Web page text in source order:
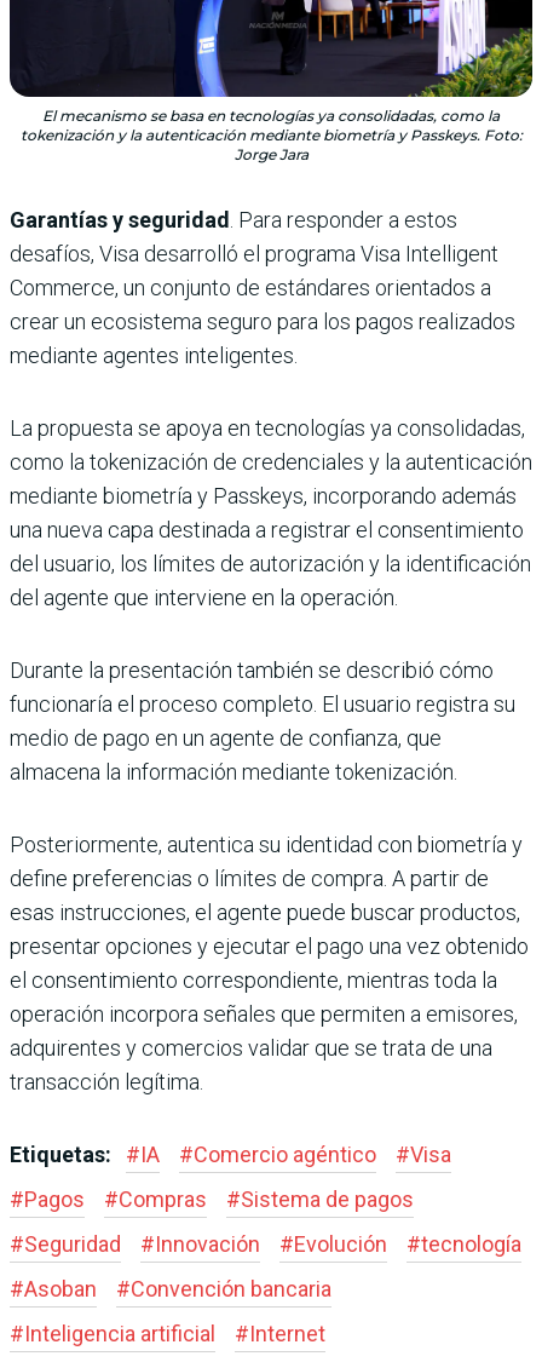
El mecanismo se basa en tecnologías ya consolidadas, como la
tokenización y la autenticación mediante biometría y Passkeys. Foto:
Jorge Jara
Garantías y seguridad . Para responder a estos
desafíos, Visa desarrolló el programa Visa Intelligent
Commerce, un conjunto de estándares orientados a
crear un ecosistema seguro para los pagos realizados
mediante agentes inteligentes.
La propuesta se apoya en tecnologías ya consolidadas,
como la tokenización de credenciales y la autenticación
mediante biometría y Passkeys, incorporando además
una nueva capa destinada a registrar el consentimiento
del usuario, los límites de autorización y la identificación
del agente que interviene en la operación.
Durante la presentación también se describió cómo
funcionaría el proceso completo. El usuario registra su
medio de pago en un agente de confianza, que
almacena la información mediante tokenización.
Posteriormente, autentica su identidad con biometría y
define preferencias o límites de compra. A partir de
esas instrucciones, el agente puede buscar productos,
presentar opciones y ejecutar el pago una vez obtenido
el consentimiento correspondiente, mientras toda la
operación incorpora señales que permiten a emisores,
adquirentes y comercios validar que se trata de una
transacción legítima.
Etiquetas: #IA #Comercio agéntico #Visa
#Pagos #Compras #Sistema de pagos
#Seguridad #Innovación #Evolución #tecnología
#Asoban #Convención bancaria
#Inteligencia artificial #Internet